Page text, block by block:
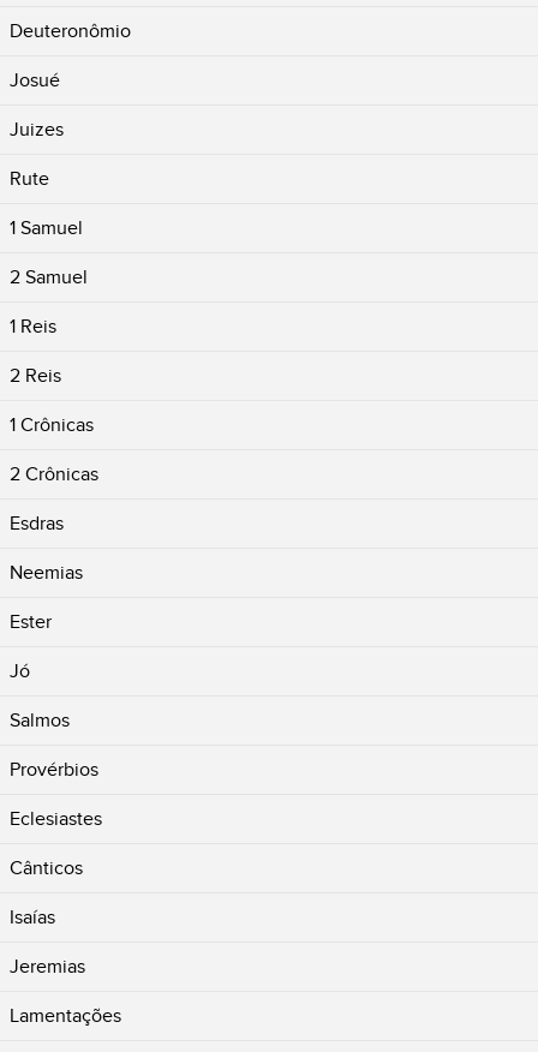
Deuteronômio
Josué
Juizes
Rute
1 Samuel
2 Samuel
1 Reis
2 Reis
1 Crônicas
2 Crônicas
Esdras
Neemias
Ester
Jó
Salmos
Provérbios
Eclesiastes
Cânticos
Isaías
Jeremias
Lamentações